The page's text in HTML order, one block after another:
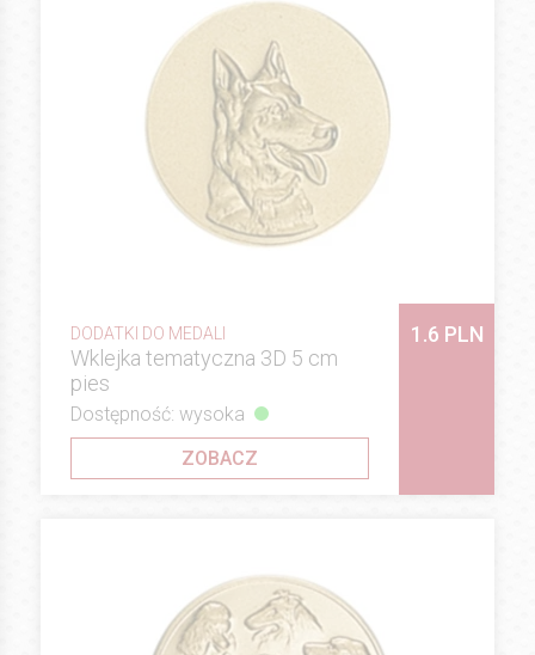
DODATKI DO MEDALI
Wklejka tematyczna 3D 5 cm
pies
1.6 PLN
Dostępność: wysoka
ZOBACZ